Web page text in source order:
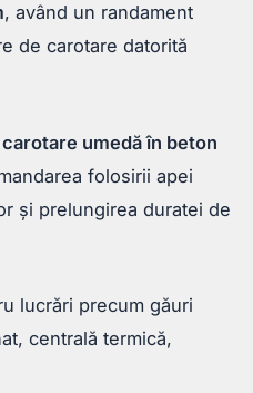
, având un randament
de carotare datorită
carotare umedă în beton
folosirii apei
și prelungirea duratei de
lucrări precum găuri
centrală termică,